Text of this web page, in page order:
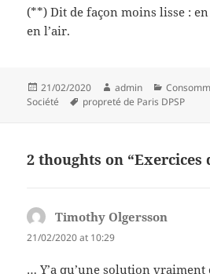
(**) Dit de façon moins lisse :
en l’air.
Posted
on
21/02/2020 Author
admin
Société
Tags
propreté de Paris DPSP
2 thoughts on “Exercices
Timothy Olgersson
21/02/2020 at 10:29
… Y’a qu’une solution